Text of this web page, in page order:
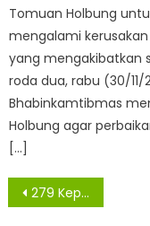
Tomuan Holbung
mengalami
yang mengakibatkan
roda dua, rabu (30/11/
Bhabinkamtibmas
Holbung agar
[…]
Navigasi
279 Keping KTP-EL Dan 141 Keping KIA Yang Invalid Dimusnahkan